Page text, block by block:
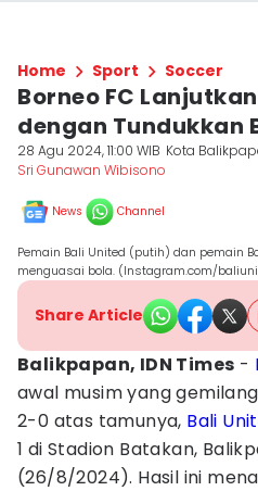
Home Sport Soccer
Borneo FC
dengan Tundukkan
28 Agu 2024, 11:00 WIB Kota
Sri Gunawan Wibisono
News Channel
Pemain Bali United (putih) dan pemain
menguasai bola. (Instagram.com/
Share Article
Balikpapan, IDN Times -
awal musim yang
2-0 atas tamunya, Bali
1 di Stadion Batakan,
(26/8/2024). Hasil ini